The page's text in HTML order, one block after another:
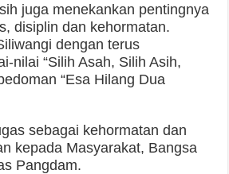
juga menekankan pentingnya
disiplin dan kehormatan.
dengan terus
nilai “Silih Asah, Silih Asih,
“Esa Hilang Dua
sebagai kehormatan dan
kepada Masyarakat, Bangsa
Pangdam.